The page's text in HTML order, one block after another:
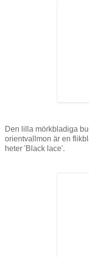
Den lilla mörkbladiga
orientvallmon är en
heter 'Black lace'.